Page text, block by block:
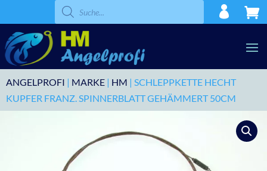
Products
search
ANGELPROFI | MARKE | HM | SCHLEPPKETTE HECHT
KUPFER FRANZ. SPINNERBLATT GEHÄMMERT 50CM